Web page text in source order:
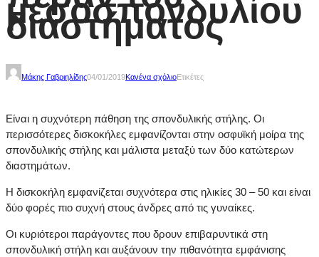
μεσοσπονδυλίου
διαστήματος
Μάκης Γαβριηλίδης04/01/2019Κανένα σχόλιοΕτικέτες
Είναι η συχνότερη πάθηση της σπονδυλικής στήλης. Οι
περισσότερες δισκοκήλες εμφανίζονται στην οσφυϊκή μοίρα της
σπονδυλικής στήλης και μάλιστα μεταξύ των δύο κατώτερων
διαστημάτων.
Η δισκοκήλη εμφανίζεται συχνότερα στις ηλικίες 30 – 50 και είναι
δύο φορές πιο συχνή στους άνδρες από τις γυναίκες.
Οι κυριότεροι παράγοντες που δρουν επιβαρυντικά στη
σπονδυλική στήλη και αυξάνουν την πιθανότητα εμφάνισης